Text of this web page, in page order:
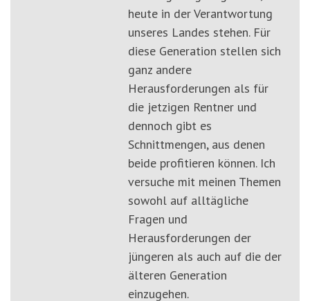
heute in der Verantwortung
unseres Landes stehen. Für
diese Generation stellen sich
ganz andere
Herausforderungen als für
die jetzigen Rentner und
dennoch gibt es
Schnittmengen, aus denen
beide profitieren können. Ich
versuche mit meinen Themen
sowohl auf alltägliche
Fragen und
Herausforderungen der
jüngeren als auch auf die der
älteren Generation
einzugehen.